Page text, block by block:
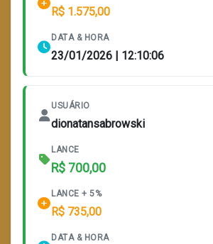
R$ 1.575,00
DATA & HORA
23/01/2026 | 12:10:06
USUÁRIO
dionatansabrowski
LANCE
R$ 700,00
LANCE + 5%
R$ 735,00
DATA & HORA